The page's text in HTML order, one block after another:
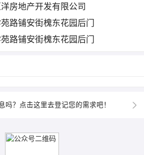
房地产开发有限公司
路铺安街槐东花园后门
路铺安街槐东花园后门
吗？点击这里去登记您的需求吧！